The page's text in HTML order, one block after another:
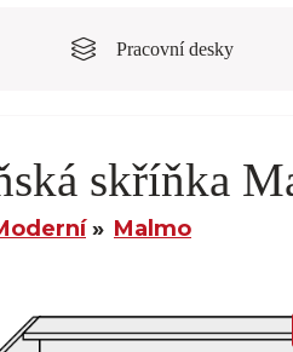
Pracovní desky
skříňka
Malmo